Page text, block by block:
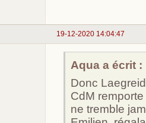
19-12-2020 14:04:47
Aqua a écrit :
Donc
CdM
ne tremble